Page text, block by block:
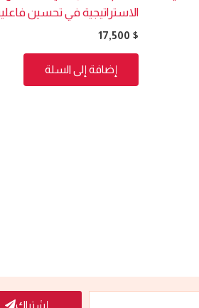
الاستراتيجية في تحسين
17,500 $
إضافة إلى السلة
إشتراك